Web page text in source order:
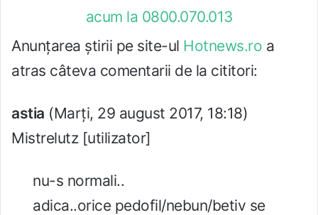
Anunțarea știrii pe site-ul Hotnews.ro a
atras câteva comentarii de la cititori:
astia (Marți, 29 august 2017, 18:18)
Mistrelutz [utilizator]
nu-s normali..
adica..orice pedofil/nebun/betiv se